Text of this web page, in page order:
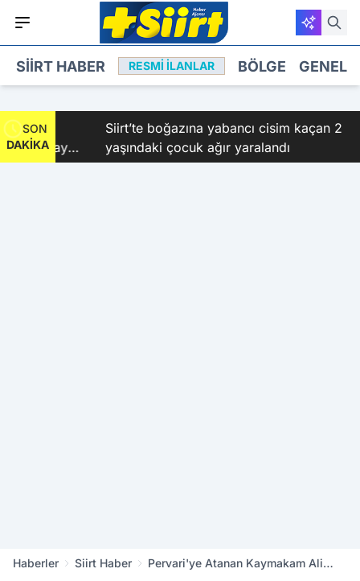
SIIRT HABER RESMI İLANLAR BÖLGE GENEL
SON
DAKİKA
Kubay
Siirt’te boğazına yabancı cisim kaçan 2
yaşındaki çocuk ağır yaralandı
Haberler Siirt Haber
Pervari'ye Atanan Kaymakam Ali